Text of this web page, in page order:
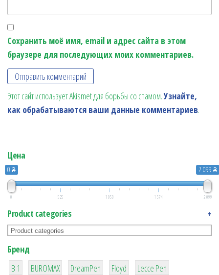
Сохранить моё имя, email и адрес сайта в этом
браузере для последующих моих комментариев.
Этот сайт использует Akismet для борьбы со спамом.Узнайте,
как обрабатываются ваши данные комментариев.
Цена
0 ₴ 2 099 ₴
0 525 1 050 1 574 2 099
Product categories +
Бренд
B 1
1
BUROMAX
1
DreamPen
2
Floyd
2
Lecce Pen